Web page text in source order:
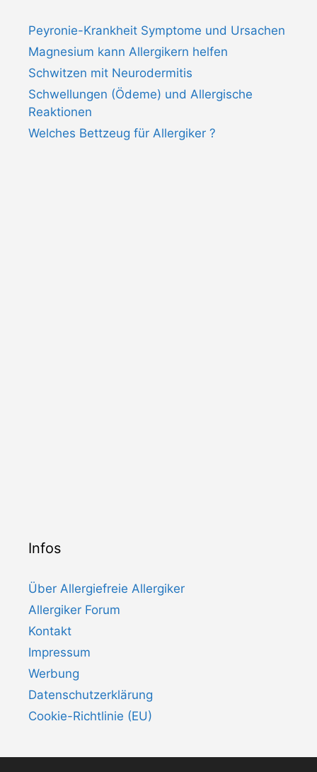
Peyronie-Krankheit Symptome und Ursachen
Magnesium kann Allergikern helfen
Schwitzen mit Neurodermitis
Schwellungen (Ödeme) und Allergische
Reaktionen
Welches Bettzeug für Allergiker ?
Infos
Über Allergiefreie Allergiker
Allergiker Forum
Kontakt
Impressum
Werbung
Datenschutzerklärung
Cookie-Richtlinie (EU)